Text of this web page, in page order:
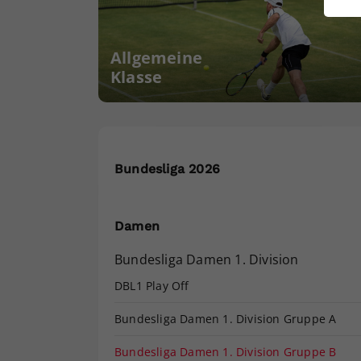
Allgemeine
Klasse
Bundesliga 2026
Damen
Bundesliga Damen 1. Division
DBL1 Play Off
Bundesliga Damen 1. Division Gruppe A
Bundesliga Damen 1. Division Gruppe B